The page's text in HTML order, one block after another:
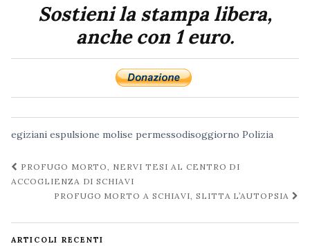
Sostieni la stampa libera,
anche con 1 euro.
egiziani espulsione molise permessodisoggiorno Polizia
Navigazione
post
PROFUGO MORTO, NERVI TESI AL CENTRO DI
ACCOGLIENZA DI SCHIAVI
PROFUGO MORTO A SCHIAVI, SLITTA L’AUTOPSIA
ARTICOLI RECENTI